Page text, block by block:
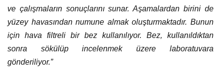
ve çalışmaların sonuçlarını sunar. Aşamalardan birini de
yüzey havasından numune almak oluşturmaktadır. Bunun
için hava filtreli bir bez kullanılıyor. Bez, kullanıldıktan
sonra sökülüp incelenmek üzere laboratuvara
gönderiliyor.”